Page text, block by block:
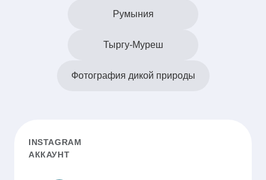
Румыния
Тыргу-Муреш
Фотография дикой природы
INSTAGRAM
АККАУНТ